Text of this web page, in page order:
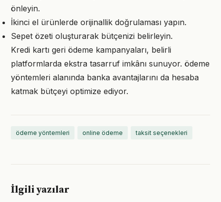
önleyin.
İkinci el ürünlerde orijinallik doğrulaması yapın.
Sepet özeti oluşturarak bütçenizi belirleyin.
Kredi kartı geri ödeme kampanyaları, belirli
platformlarda ekstra tasarruf imkânı sunuyor. ödeme
yöntemleri alanında banka avantajlarını da hesaba
katmak bütçeyi optimize ediyor.
ödeme yöntemleri online ödeme taksit seçenekleri
İlgili yazılar